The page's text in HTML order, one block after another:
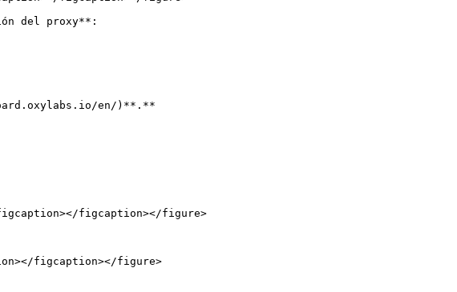
del proxy**:
en/)**.**
figcaption></figure>
figcaption></figure>